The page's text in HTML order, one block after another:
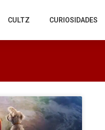
CULTZ CURIOSIDADES